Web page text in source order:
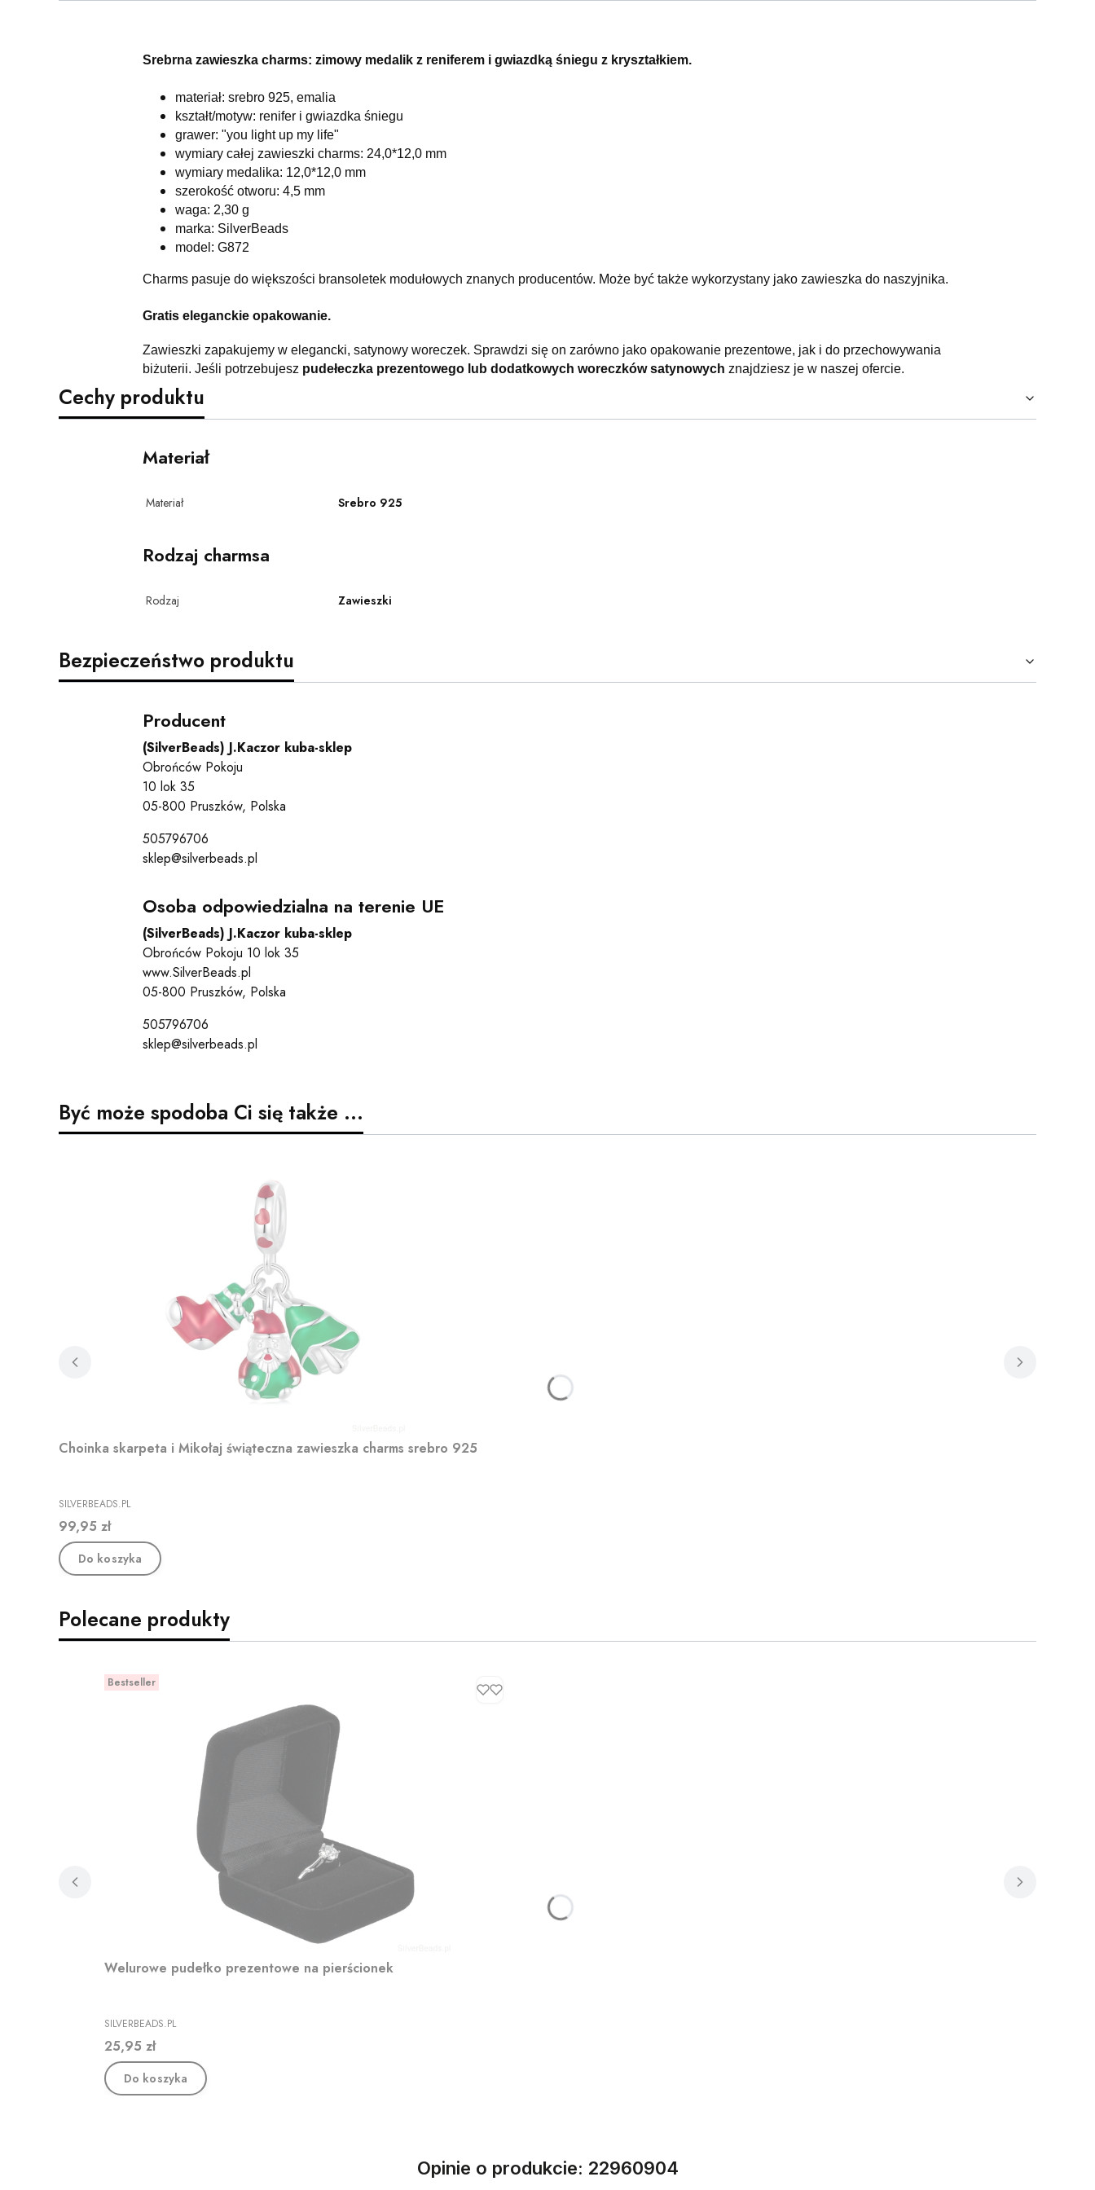
Srebrna zawieszka charms: zimowy medalik z reniferem i gwiazdką śniegu z kryształkiem.
materiał: srebro 925, emalia
kształt/motyw: renifer i gwiazdka śniegu
grawer: "you light up my life"
wymiary całej zawieszki charms: 24,0*12,0 mm
wymiary medalika: 12,0*12,0 mm
szerokość otworu: 4,5 mm
waga: 2,30 g
marka: SilverBeads
model: G872
Charms pasuje do większości bransoletek modułowych znanych producentów. Może być także wykorzystany jako zawieszka do naszyjnika.
Gratis eleganckie opakowanie.
Zawieszki zapakujemy w elegancki, satynowy woreczek. Sprawdzi się on zarówno jako opakowanie prezentowe, jak i do przechowywania
biżuterii. Jeśli potrzebujesz pudełeczka prezentowego lub dodatkowych woreczków satynowych znajdziesz je w naszej ofercie.
Cechy produktu
Materiał
Materiał Srebro 925
Rodzaj charmsa
Rodzaj Zawieszki
Bezpieczeństwo produktu
Producent
(SilverBeads) J.Kaczor kuba-sklep
Obrońców Pokoju
10 lok 35
05-800 Pruszków, Polska
505796706
sklep@silverbeads.pl
Osoba odpowiedzialna na terenie UE
(SilverBeads) J.Kaczor kuba-sklep
Obrońców Pokoju 10 lok 35
www.SilverBeads.pl
05-800 Pruszków, Polska
505796706
sklep@silverbeads.pl
Być może spodoba Ci się także ...
Choinka skarpeta i Mikołaj świąteczna zawieszka charms srebro 925
PRODUCENT
SILVERBEADS.PL
Cena
99,95 zł
Do koszyka
Polecane produkty
Bestseller
Welurowe pudełko prezentowe na pierścionek
PRODUCENT
SILVERBEADS.PL
Cena
25,95 zł
Do koszyka
Opinie o produkcie: 22960904